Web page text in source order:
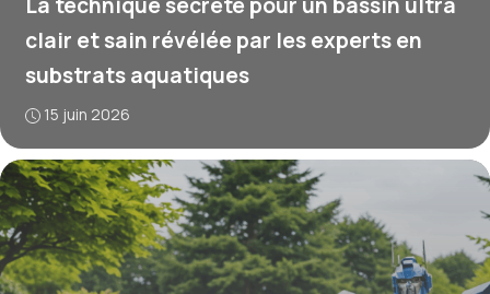
clair et sain révélée par les experts en
substrats aquatiques
15 juin 2026